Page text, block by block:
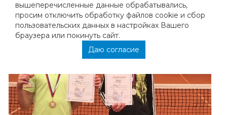
вышеперечисленные данные обрабатывались,
просим отключить обработку файлов cookie и сбор
пользовательских данных в настройках Вашего
браузера или покинуть сайт.
Даю согласие